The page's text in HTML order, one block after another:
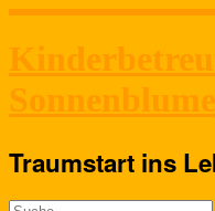
Sonnenblume
Traumstart ins